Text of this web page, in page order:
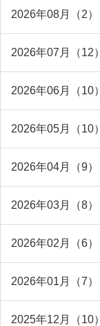
2026年08月（2）
2026年07月（12）
2026年06月（10）
2026年05月（10）
2026年04月（9）
2026年03月（8）
2026年02月（6）
2026年01月（7）
2025年12月（10）